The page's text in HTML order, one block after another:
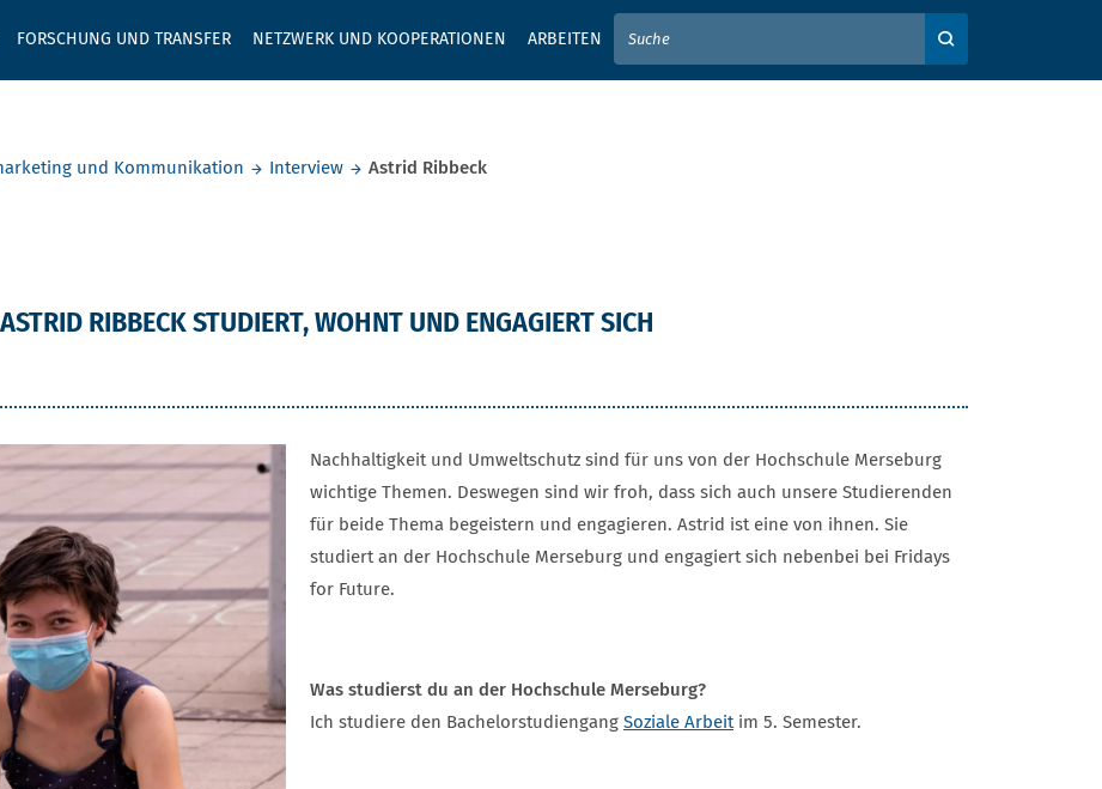
FORSCHUNG UND TRANSFER NETZWERK UND KOOPERATIONEN ARBEITEN
GEBEN SIE HIER IHREN SUCHBEGRIFF EIN
und Kommunikation Interview Astrid Ribbeck
RIBBECK STUDIERT, WOHNT UND ENGAGIERT SICH
Nachhaltigkeit und Umweltschutz sind für uns von der Hochschule Merseburg
wichtige Themen. Deswegen sind wir froh, dass sich auch unsere Studierenden
für beide Thema begeistern und engagieren. Astrid ist eine von ihnen. Sie
studiert an der Hochschule Merseburg und engagiert sich nebenbei bei Fridays
for Future.
Was studierst du an der Hochschule Merseburg?
Ich studiere den Bachelorstudiengang Soziale Arbeitim 5. Semester.